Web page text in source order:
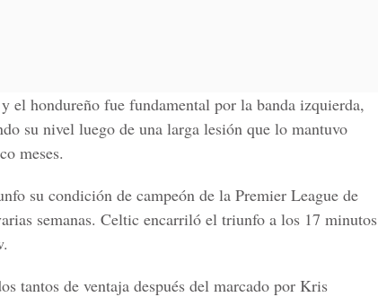
el hondureño fue fundamental por la banda izquierda,
su nivel luego de una larga lesión que lo mantuvo
meses.
su condición de campeón de la Premier League de
semanas. Celtic encarriló el triunfo a los 17 minutos
tantos de ventaja después del marcado por Kris